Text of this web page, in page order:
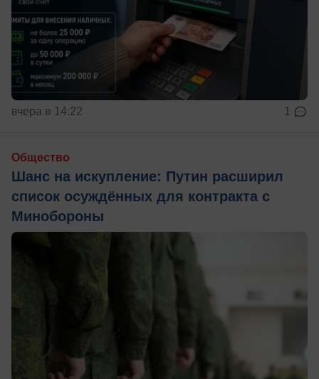
вчера в 14:22 1
Общество
Шанс на искупление: Путин расширил
список осуждённых для контракта с
Минобороны